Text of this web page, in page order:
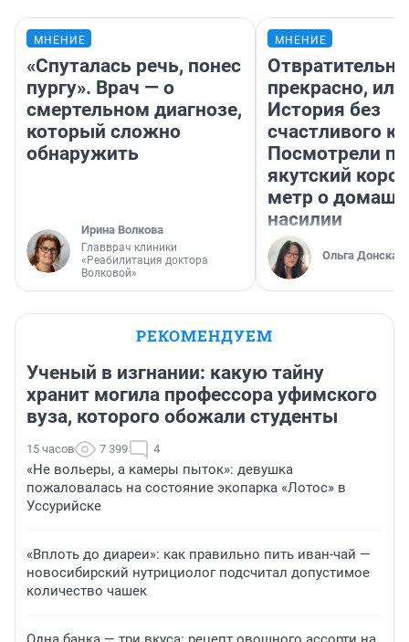
МНЕНИЕ
«Спуталась речь, понес
пургу». Врач — о
смертельном диагнозе,
который сложно
обнаружить
Ирина Волкова
Главврач клиники
«Реабилитация доктора
Волковой»
МНЕНИЕ
Отвратительно
прекрасно, или
История без
счастливого
Посмотрели
якутский
метр о
насилии
Ольга Донская
РЕКОМЕНДУЕМ
Ученый в изгнании: какую тайну
хранит могила профессора уфимского
вуза, которого обожали студенты
15 часов 7 399 4
«Не вольеры, а камеры пыток»: девушка
пожаловалась на состояние экопарка «Лотос» в
Уссурийске
«Вплоть до диареи»: как правильно пить иван-чай —
новосибирский нутрициолог подсчитал допустимое
количество чашек